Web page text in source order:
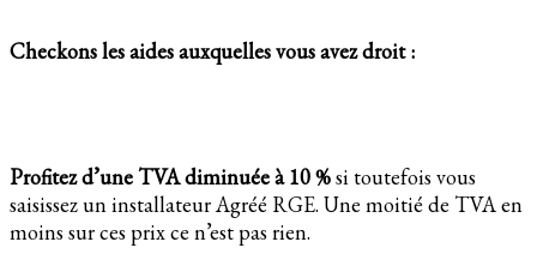
Checkons les aides auxquelles vous avez droit :
Profitez d’une TVA diminuée à 10 %si toutefois vous
saisissez un installateur Agréé RGE. Une moitié de TVA en
moins sur ces prix ce n’est pas rien.